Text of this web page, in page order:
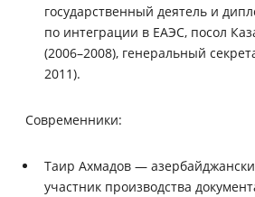
государственный деятель и
по интеграции в ЕАЭС, посол
(2006–2008), генеральный
2011).
Современники:
Таир Ахмадов —
участник производства